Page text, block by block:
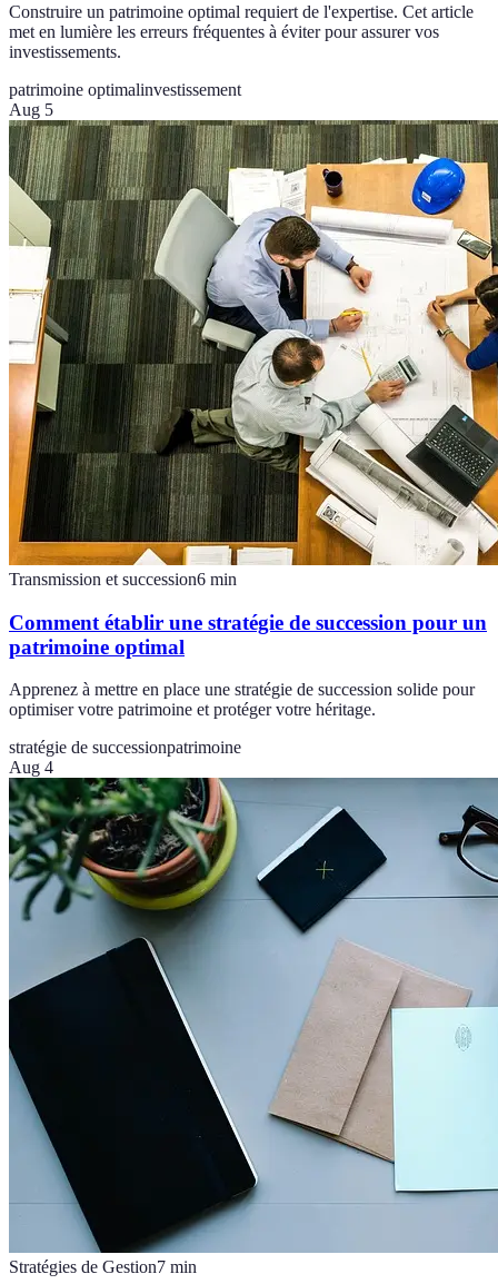
Construire un patrimoine optimal requiert de l'expertise. Cet article
met en lumière les erreurs fréquentes à éviter pour assurer vos
investissements.
patrimoine optimalinvestissement
Aug 5
Transmission et succession6 min
Comment établir une stratégie de succession pour un
patrimoine optimal
Apprenez à mettre en place une stratégie de succession solide pour
optimiser votre patrimoine et protéger votre héritage.
stratégie de successionpatrimoine
Aug 4
Stratégies de Gestion7 min